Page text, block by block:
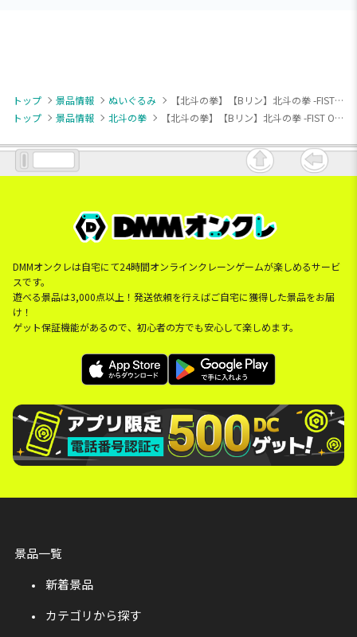
トップ 景品情報 ぬいぐるみ
【北斗の拳】【Bリン】北斗の拳 -FIST OF THE NORTH STAR- セリフ付きぬいぐるみ Part2
トップ
景品情報 北斗の拳 【北斗の拳】【Bリン】北斗の拳 -FIST OF THE NORTH STAR- セリフ付きぬいぐるみ Part2
DMMオンクレは自宅にて24時間オンラインクレーンゲームが楽しめるサービ
スです。
遊べる景品は3,000点以上！発送依頼を行えばご自宅に獲得した景品をお届
け！
ゲット保証機能があるので、初心者の方でも安心して楽しめます。
景品一覧
新着景品
カテゴリから探す